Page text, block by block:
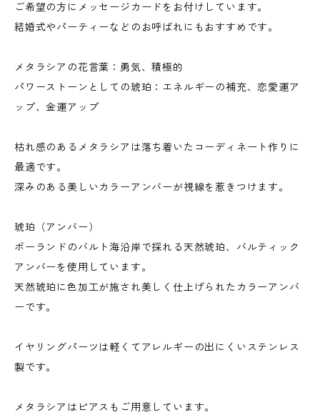
ご希望の方にメッセージカードをお付けしています。
結婚式やパーティーなどのお呼ばれにもおすすめです。
メタラシアの花言葉：勇気、積極的
パワーストーンとしての琥珀：エネルギーの補充、恋愛運ア
ップ、金運アップ
枯れ感のあるメタラシアは落ち着いたコーディネート作りに
最適です。
深みのある美しいカラーアンバーが視線を惹きつけます。
琥珀（アンバー）
ポーランドのバルト海沿岸で採れる天然琥珀、バルティック
アンバーを使用しています。
天然琥珀に色加工が施され美しく仕上げられたカラーアンバ
ーです。
イヤリングパーツは軽くてアレルギーの出にくいステンレス
製です。
メタラシアはピアスもご用意しています。